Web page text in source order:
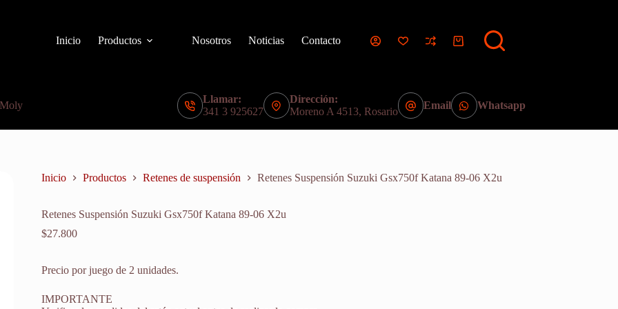
Inicio
Productos Nosotros Noticias Contacto
Carro
Llamar:
341 3 925627
Dirección:
Moreno A 4513, Rosario
Email Whatsapp
Inicio Productos Retenes de suspensión Retenes Suspensión Suzuki Gsx750f Katana 89-06 X2u
Retenes Suspensión Suzuki Gsx750f Katana 89-06 X2u
$27.800
Precio por juego de 2 unidades.
IMPORTANTE